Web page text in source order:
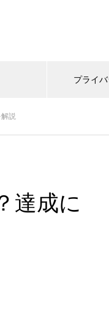
プライ
説
達成に